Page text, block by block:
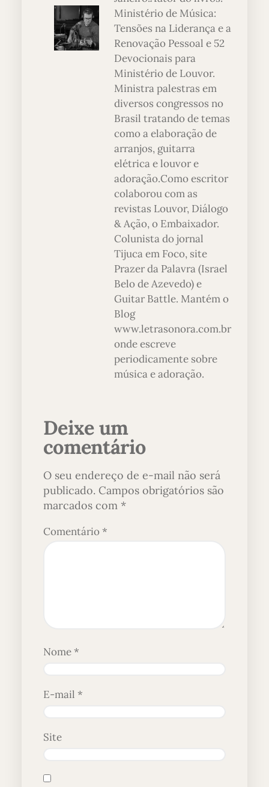
Ministério de Música:
Tensões na Liderança e a
Renovação Pessoal e 52
Devocionais para
Ministério de Louvor.
Ministra palestras em
diversos congressos no
Brasil tratando de temas
como a elaboração de
arranjos, guitarra
elétrica e louvor e
adoração.Como escritor
colaborou com as
revistas Louvor, Diálogo
& Ação, o Embaixador.
Colunista do jornal
Tijuca em Foco, site
Prazer da Palavra (Israel
Belo de Azevedo) e
Guitar Battle. Mantém o
Blog
www.letrasonora.com.br
onde escreve
periodicamente sobre
música e adoração.
Deixe um
comentário
O seu endereço de e-mail não será
publicado. Campos obrigatórios são
marcados com *
Comentário*
Nome*
E-mail *
Site